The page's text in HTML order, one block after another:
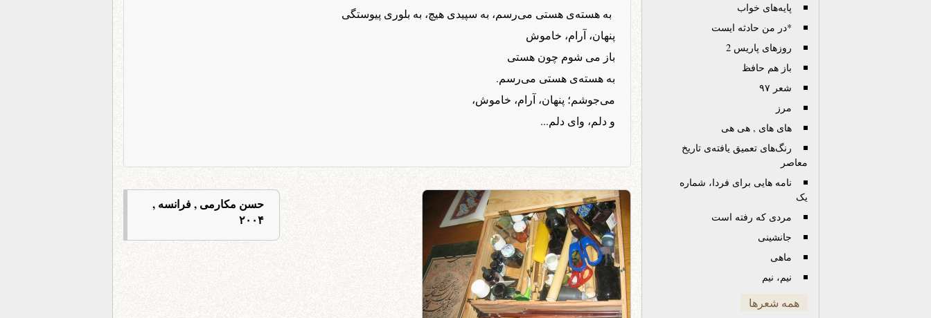
به هسته‌ی هستی می‌رسم، به سپیدی هیچ، به بلوری پیوستگی
پنهان، آرام، خاموش
باز می شوم چون هستی
به هسته‌ی هستی می‌رسم.
می‌جوشم؛ پنهان، آرام، خاموش،
و دلم، وای دلم...
حسن مکارمی , فرانسه ,
۲۰۰۴
پایه‌های خواب
*در من حادثه ایست
روزهای پاریس 2
باز هم حافظ
شعر ۹۷
مرز
های های , هی هی
رنگ‌های تعمیق یافته‌ی تاریخ
معاصر
نامه هایی برای فردا، شماره
یک
مردی که رفته است
جانشینی
ماهی
نیم، نیم
همه شعرها